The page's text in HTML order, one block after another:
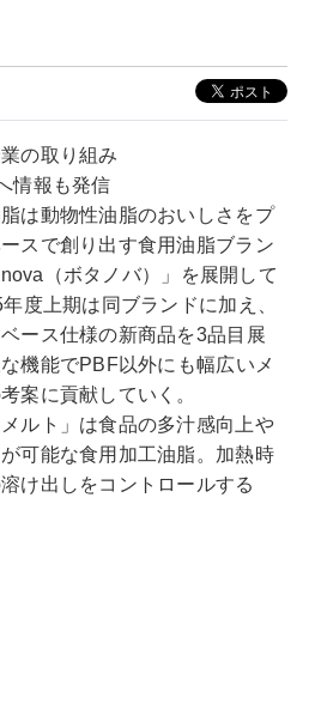
の取り組み
情報も発信
脂は動物性油脂のおいしさをプ
スで創り出す食用油脂ブラン
（ボタノバ）」を展開して
度上期は同ブランドに加え、
ース仕様の新商品を3品目展
機能でPBF以外にも幅広いメ
案に貢献していく。
メルト」は食品の多汁感向上や
可能な食用加工油脂。加熱時
け出しをコントロールする